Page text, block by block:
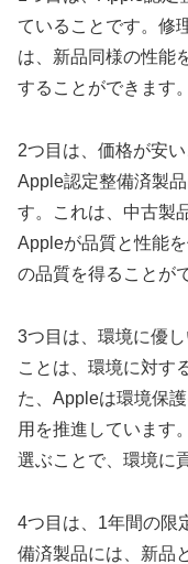
ていることです。修
は、新品同様の性能
することができます。
2つ目は、価格が安
Apple認定整備済製
す。これは、中古製
Appleが品質と性能
の品質を得ることが
3つ目は、環境に優
ことは、環境に対す
た、Appleは環境保
用を推進しています
選ぶことで、環境に
4つ目は、1年間の限
備済製品には、新品